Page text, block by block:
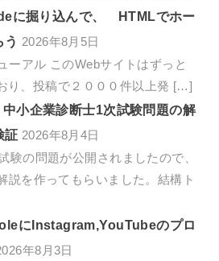
に掘り込んで、 HTMLでホー
う 2026年8月5日
ーアル このWebサイトはずっと
り、投稿で２０００件以上発 […]
小企業診断士1次試験問題の解
証 2026年8月4日
験の問題が公開されましたので、
説を作ってもらいました。結構ト
にInstagram,YouTubeのプロ
年8月3日